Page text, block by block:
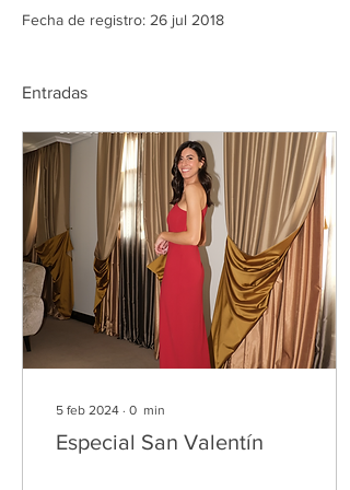
Fecha de registro: 26 jul 2018
Entradas
5 feb 2024 ∙ 0 min
Especial San Valentín